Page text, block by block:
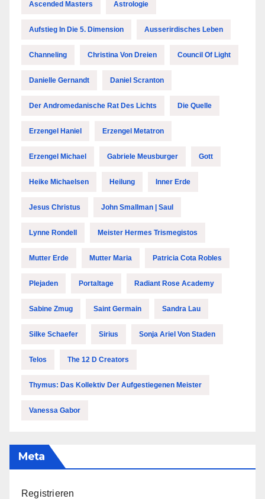
Ascended Masters Astrologie
Aufstieg In Die 5. Dimension Ausserirdisches Leben
Channeling Christina Von Dreien Council Of Light
Danielle Gernandt Daniel Scranton
Der Andromedanische Rat Des Lichts Die Quelle
Erzengel Haniel Erzengel Metatron
Erzengel Michael Gabriele Meusburger Gott
Heike Michaelsen Heilung Inner Erde
Jesus Christus John Smallman | Saul
Lynne Rondell Meister Hermes Trismegistos
Mutter Erde Mutter Maria Patricia Cota Robles
Plejaden Portaltage Radiant Rose Academy
Sabine Zmug Saint Germain Sandra Lau
Silke Schaefer Sirius Sonja Ariel Von Staden
Telos The 12 D Creators
Thymus: Das Kollektiv Der Aufgestiegenen Meister
Vanessa Gabor
Meta
Registrieren